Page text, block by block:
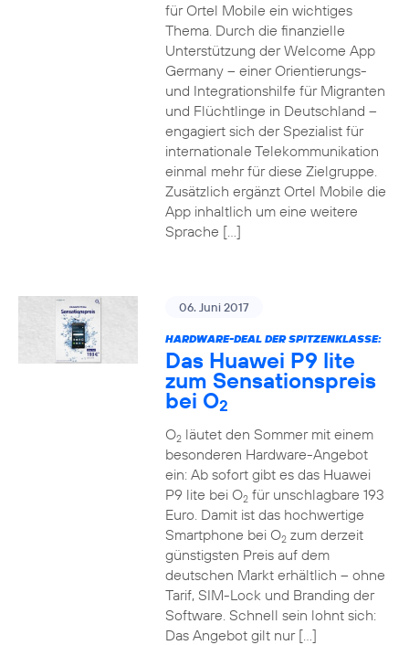
für Ortel Mobile ein wichtiges
Thema. Durch die finanzielle
Unterstützung der Welcome App
Germany – einer Orientierungs-
und Integrationshilfe für Migranten
und Flüchtlinge in Deutschland –
engagiert sich der Spezialist für
internationale Telekommunikation
einmal mehr für diese Zielgruppe.
Zusätzlich ergänzt Ortel Mobile die
App inhaltlich um eine weitere
Sprache […]
06. Juni 2017
HARDWARE-DEAL DER SPITZENKLASSE:
Das Huawei P9 lite
zum Sensationspreis
bei O2
O2läutet den Sommer mit einem
besonderen Hardware-Angebot
ein: Ab sofort gibt es das Huawei
P9 lite bei O2für unschlagbare 193
Euro. Damit ist das hochwertige
Smartphone bei O2zum derzeit
günstigsten Preis auf dem
deutschen Markt erhältlich – ohne
Tarif, SIM-Lock und Branding der
Software. Schnell sein lohnt sich:
Das Angebot gilt nur […]